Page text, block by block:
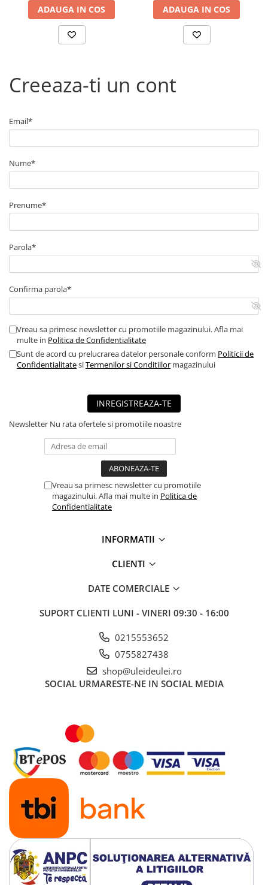
■ Electrice auto
■ Siguranta auto
■ Capace roti
■ Suporturi portbagaj
■ Consumabile service
■ Echipamente de ridicare
■ Produse universale
■ Echipamente atelier
pneumatice
■ Consumabile vopsitorie
■ Carlige remorcare
■ Accesorii vehicule electrice
■ Mobilier service
■ Bancuri de scule
► Ulei motor autoturisme
■ Ulei motor RAVENOL
■ Ulei motor LIQUI MOLY
■ Ulei motor FUCHS
■ Ulei motor TOTAL
■ Ulei motor METABOND
■ Ulei motor MANNOL
■ Ulei motor KROON
■ Ulei motor KROSS
■ Ulei motor SELENIA
■ Ulei motor CYCLON
■ Ulei motor OEM
Ulei motor DACIA
Ulei motor RENAULT
ADAUGA IN COS ADAUGA IN COS
Creeaza-ti un cont
Email*
Nume*
Prenume*
Parola*
Confirma parola*
Vreau sa primesc newsletter cu promotiile magazinului. Afla mai
multe in Politica de Confidentialitate
Sunt de acord cu prelucrarea datelor personale conform Politicii de
ConfidentialitatesiTermenilor si Conditiilor magazinului
INREGISTREAZA-TE
Newsletter Nu rata ofertele si promotiile noastre
Vreau sa primesc newsletter cu promotiile
magazinului. Afla mai multe in Politica de
Confidentialitate
INFORMATII
CLIENTI
DATE COMERCIALE
SUPORT CLIENTI LUNI - VINERI 09:30 - 16:00
0215553652
0755827438
shop@uleideulei.ro
SOCIAL URMARESTE-NE IN SOCIAL MEDIA